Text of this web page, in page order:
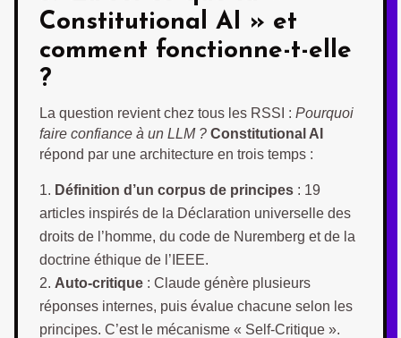
Constitutional AI » et
comment fonctionne-t-elle
?
La question revient chez tous les RSSI : Pourquoi
faire confiance à un LLM ? Constitutional AI
répond par une architecture en trois temps :
Définition d’un corpus de principes : 19
articles inspirés de la Déclaration universelle des
droits de l’homme, du code de Nuremberg et de la
doctrine éthique de l’IEEE.
Auto-critique : Claude génère plusieurs
réponses internes, puis évalue chacune selon les
principes. C’est le mécanisme « Self-Critique ».